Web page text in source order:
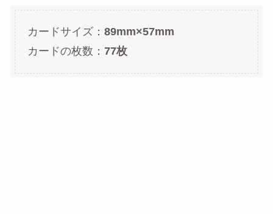
カードサイズ： 89mm×57mm
カードの枚数： 77枚